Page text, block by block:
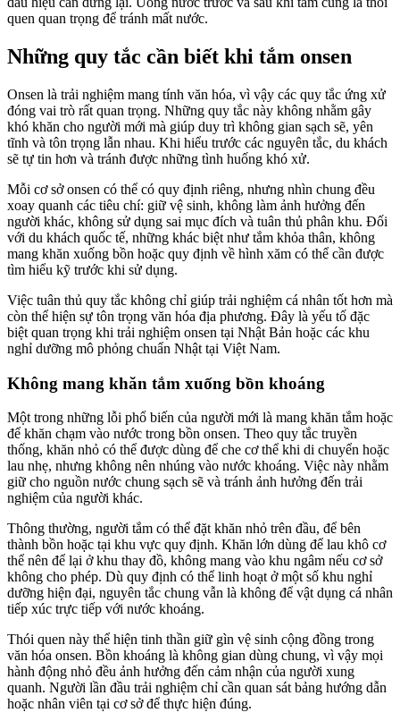
quen quan trọng để tránh mất nước.
Những quy tắc cần biết khi tắm onsen
Onsen là trải nghiệm mang tính văn hóa, vì vậy các quy tắc ứng xử
đóng vai trò rất quan trọng. Những quy tắc này không nhằm gây
khó khăn cho người mới mà giúp duy trì không gian sạch sẽ, yên
tĩnh và tôn trọng lẫn nhau. Khi hiểu trước các nguyên tắc, du khách
sẽ tự tin hơn và tránh được những tình huống khó xử.
Mỗi cơ sở onsen có thể có quy định riêng, nhưng nhìn chung đều
xoay quanh các tiêu chí: giữ vệ sinh, không làm ảnh hưởng đến
người khác, không sử dụng sai mục đích và tuân thủ phân khu. Đối
với du khách quốc tế, những khác biệt như tắm khỏa thân, không
mang khăn xuống bồn hoặc quy định về hình xăm có thể cần được
tìm hiểu kỹ trước khi sử dụng.
Việc tuân thủ quy tắc không chỉ giúp trải nghiệm cá nhân tốt hơn mà
còn thể hiện sự tôn trọng văn hóa địa phương. Đây là yếu tố đặc
biệt quan trọng khi trải nghiệm onsen tại Nhật Bản hoặc các khu
nghỉ dưỡng mô phỏng chuẩn Nhật tại Việt Nam.
Không mang khăn tắm xuống bồn khoáng
Một trong những lỗi phổ biến của người mới là mang khăn tắm hoặc
để khăn chạm vào nước trong bồn onsen. Theo quy tắc truyền
thống, khăn nhỏ có thể được dùng để che cơ thể khi di chuyển hoặc
lau nhẹ, nhưng không nên nhúng vào nước khoáng. Việc này nhằm
giữ cho nguồn nước chung sạch sẽ và tránh ảnh hưởng đến trải
nghiệm của người khác.
Thông thường, người tắm có thể đặt khăn nhỏ trên đầu, để bên
thành bồn hoặc tại khu vực quy định. Khăn lớn dùng để lau khô cơ
thể nên để lại ở khu thay đồ, không mang vào khu ngâm nếu cơ sở
không cho phép. Dù quy định có thể linh hoạt ở một số khu nghỉ
dưỡng hiện đại, nguyên tắc chung vẫn là không để vật dụng cá nhân
tiếp xúc trực tiếp với nước khoáng.
Thói quen này thể hiện tinh thần giữ gìn vệ sinh cộng đồng trong
văn hóa onsen. Bồn khoáng là không gian dùng chung, vì vậy mọi
hành động nhỏ đều ảnh hưởng đến cảm nhận của người xung
quanh. Người lần đầu trải nghiệm chỉ cần quan sát bảng hướng dẫn
hoặc nhân viên tại cơ sở để thực hiện đúng.